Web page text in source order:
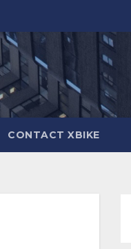
CONTACT XBIKE